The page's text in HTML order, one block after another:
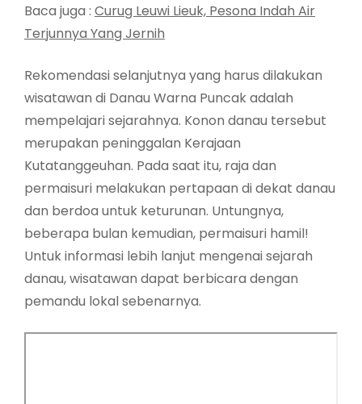
Baca juga : Curug Leuwi Lieuk, Pesona Indah Air
Terjunnya Yang Jernih
Rekomendasi selanjutnya yang harus dilakukan
wisatawan di Danau Warna Puncak adalah
mempelajari sejarahnya. Konon danau tersebut
merupakan peninggalan Kerajaan
Kutatanggeuhan. Pada saat itu, raja dan
permaisuri melakukan pertapaan di dekat danau
dan berdoa untuk keturunan. Untungnya,
beberapa bulan kemudian, permaisuri hamil!
Untuk informasi lebih lanjut mengenai sejarah
danau, wisatawan dapat berbicara dengan
pemandu lokal sebenarnya.